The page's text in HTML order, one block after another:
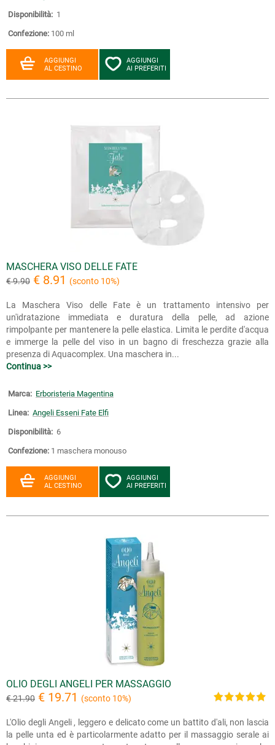
Disponibilità: 1
Confezione: 100 ml
AGGIUNGI
AL CESTINO
AGGIUNGI
AI PREFERITI
MASCHERA VISO DELLE FATE
€ 9.90 € 8.91 (sconto 10%)
La Maschera Viso delle Fate è un trattamento intensivo per
un'idratazione immediata e duratura della pelle, ad azione
rimpolpante per mantenere la pelle elastica. Limita le perdite d'acqua
e immerge la pelle del viso in un bagno di freschezza grazie alla
presenza di Aquacomplex. Una maschera in...
Continua >>
Marca: Erboristeria Magentina
Linea: Angeli Esseni Fate Elfi
Disponibilità: 6
Confezione: 1 maschera monouso
AGGIUNGI
AL CESTINO
AGGIUNGI
AI PREFERITI
OLIO DEGLI ANGELI PER MASSAGGIO
€ 21.90 € 19.71 (sconto 10%)
L'Olio degli Angeli , leggero e delicato come un battito d'ali, non lascia
la pelle unta ed è particolarmente adatto per il massaggio serale ai